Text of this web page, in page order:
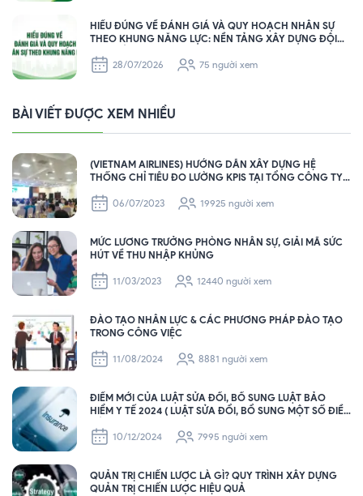
HIỂU ĐÚNG VỀ ĐÁNH GIÁ VÀ QUY HOẠCH NHÂN SỰ
THEO KHUNG NĂNG LỰC: NỀN TẢNG XÂY DỰNG ĐỘI
28/07/2026
75 người xem
BÀI VIẾT ĐƯỢC XEM NHIỀU
(VIETNAM AIRLINES) HƯỚNG DẪN XÂY DỰNG HỆ
THỐNG CHỈ TIÊU ĐO LƯỜNG KPIS TẠI TỔNG CÔNG TY
06/07/2023
19925 người xem
MỨC LƯƠNG TRƯỞNG PHÒNG NHÂN SỰ, GIẢI MÃ SỨC
HÚT VỀ THU NHẬP KHỦNG
11/03/2023 12440 người xem
ĐÀO TẠO NHÂN LỰC & CÁC PHƯƠNG PHÁP ĐÀO TẠO
TRONG CÔNG VIỆC
11/08/2024 8881 người xem
ĐIỂM MỚI CỦA LUẬT SỬA ĐỔI, BỔ SUNG LUẬT BẢO
HIỂM Y TẾ 2024 ( LUẬT SỬA ĐỔI, BỔ SUNG MỘT SỐ ĐIỀU
01/7/2025 ).
10/12/2024 7995 người xem
QUẢN TRỊ CHIẾN LƯỢC LÀ GÌ? QUY TRÌNH XÂY DỰNG
QUẢN TRỊ CHIẾN LƯỢC HIỆU QUẢ